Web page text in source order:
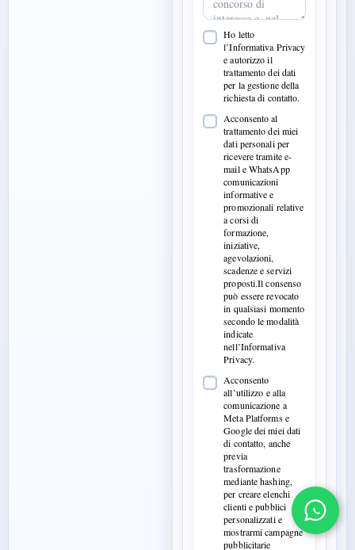
Ho letto
l’Informativa Privacy
e autorizzo il
trattamento dei dati
per la gestione della
richiesta di contatto.
Acconsento al
trattamento dei miei
dati personali per
ricevere tramite e-
mail e WhatsApp
comunicazioni
informative e
promozionali relative
a corsi di
formazione,
iniziative,
agevolazioni,
scadenze e servizi
proposti.Il consenso
può essere revocato
in qualsiasi momento
secondo le modalità
indicate
nell’Informativa
Privacy.
Acconsento
all’utilizzo e alla
comunicazione a
Meta Platforms e
Google dei miei dati
di contatto, anche
previa
trasformazione
mediante hashing,
per creare elenchi
clienti e pubblici
personalizzati e
mostrarmi campagne
pubblicitarie